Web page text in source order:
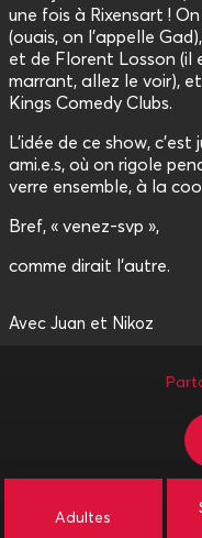
une fois à Rixensart !
(ouais, on l’appelle
et de Florent Losson (il
marrant, allez le voir),
Kings Comedy Clubs.
L’idée de ce show,
ami.e.s, où on rigole
verre ensemble, à la
Bref, « venez-svp »,
comme dirait l’autre.
Avec Juan et Nikoz
Adultes